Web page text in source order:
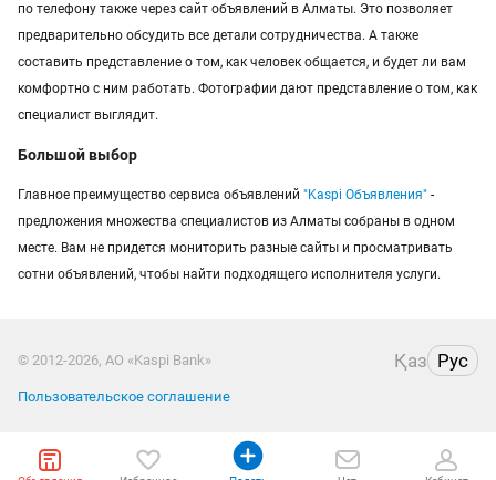
по телефону также через сайт объявлений в Алматы. Это позволяет
предварительно обсудить все детали сотрудничества. А также
составить представление о том, как человек общается, и будет ли вам
комфортно с ним работать. Фотографии дают представление о том, как
специалист выглядит.
Большой выбор
Главное преимущество сервиса объявлений "Kaspi Объявления" -
предложения множества специалистов из Алматы собраны в одном
месте. Вам не придется мониторить разные сайты и просматривать
сотни объявлений, чтобы найти подходящего исполнителя услуги.
© 2012-2026, АО «Kaspi Bank» Қаз Рус
Пользовательское соглашение